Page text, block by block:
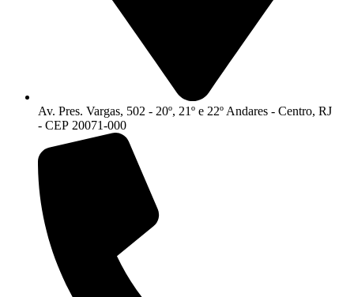
Av. Pres. Vargas, 502 - 20º, 21º e 22º Andares - Centro, RJ
- CEP 20071-000